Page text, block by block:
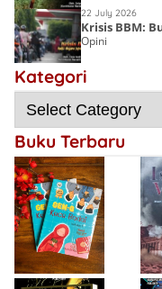
22 July 2026
Krisis BBM:
Opini
Kategori
Buku Terbaru
Choirin Fitri
Resensi Buku
Gen-Q Kece Badai
Isty Daiyah
Jejak Karya Impian